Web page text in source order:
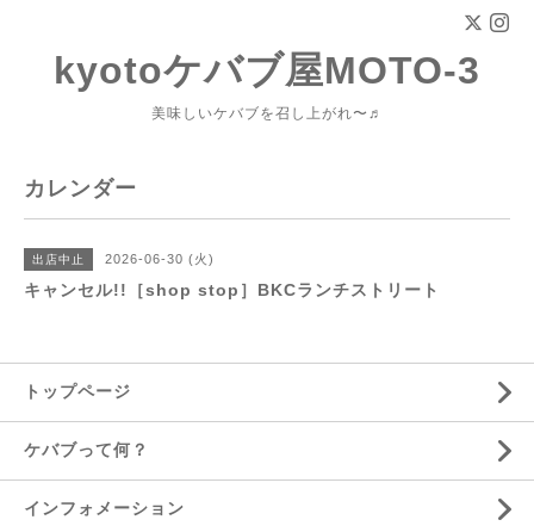
kyotoケバブ屋MOTO-3
美味しいケバブを召し上がれ〜♬
カレンダー
出店中止 2026-06-30 (火)
キャンセル!!［shop stop］BKCランチストリート
トップページ
ケバブって何？
インフォメーション